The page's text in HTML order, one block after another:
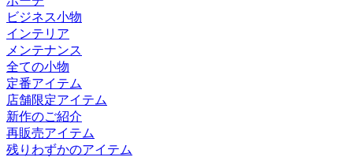
ビジネス小物
インテリア
メンテナンス
全ての小物
定番アイテム
店舗限定アイテム
新作のご紹介
再販売アイテム
残りわずかのアイテム